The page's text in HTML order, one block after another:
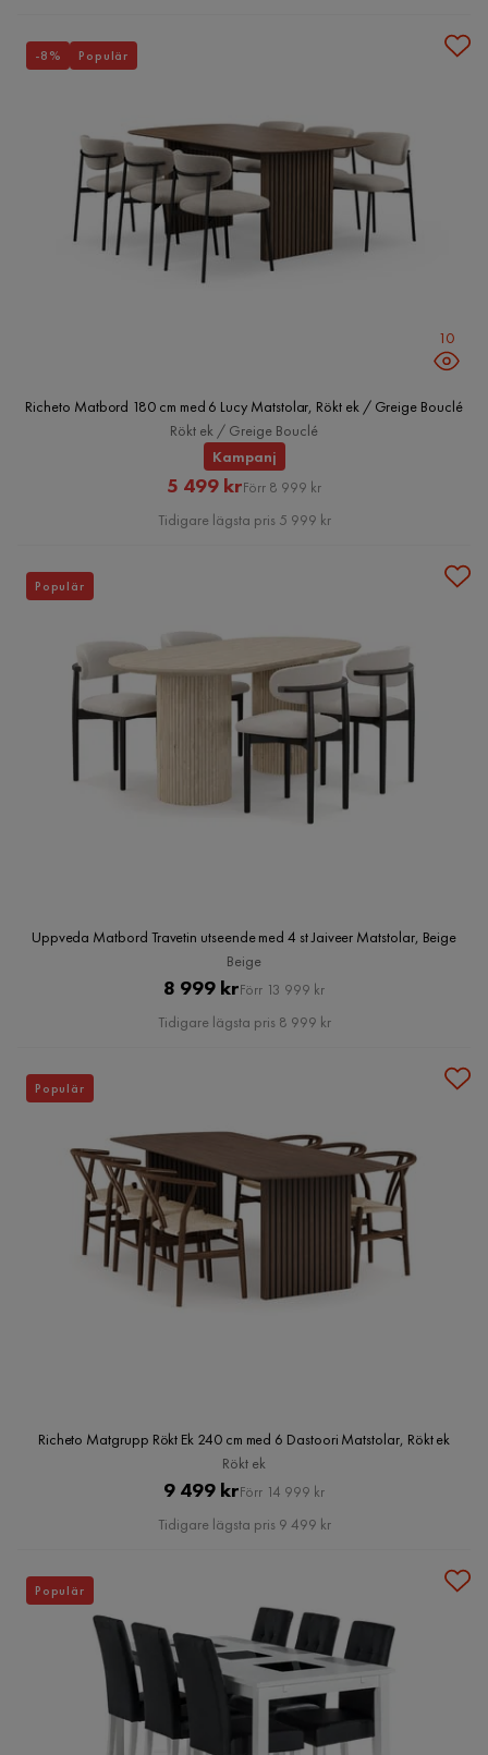
10
Richeto Matbord 180 cm med 6 Lucy Matstolar, Rökt ek / Greige Bouclé
Rökt ek / Greige Bouclé
Kampanj
Rabatterat
Pris
5 499 krOriginal
Pris
Förr 8 999 kr
Tidigare lägsta pris 5 999 kr
-8% Populär
Uppveda Matbord Travetin utseende med 4 st Jaiveer Matstolar, Beige
Beige
Pris
8 999 krOriginal
Pris
Förr 13 999 kr
Tidigare lägsta pris 8 999 kr
Populär
Richeto Matgrupp Rökt Ek 240 cm med 6 Dastoori Matstolar, Rökt ek
Rökt ek
Pris
9 499 krOriginal
Pris
Förr 14 999 kr
Tidigare lägsta pris 9 499 kr
Populär
Populär